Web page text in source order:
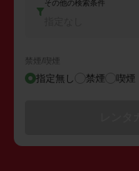
その他の検索条件
禁煙/喫煙
指定無し 禁煙 喫煙